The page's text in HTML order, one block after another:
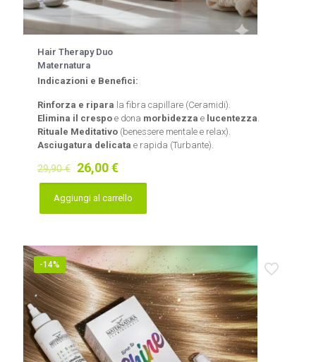
Hair Therapy Duo
Maternatura
Indicazioni e Benefici:
Rinforza e ripara la fibra capillare (Ceramidi).
Elimina il crespo e dona morbidezza e lucentezza.
Rituale Meditativo (benessere mentale e relax).
Asciugatura delicata e rapida (Turbante).
29,90€ Il
prezzo
originale
era:
26,00€Il
prezzo
attuale
Aggiungi al carrello
-14%